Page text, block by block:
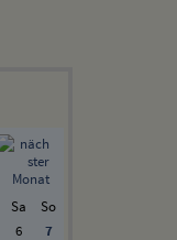
Sa
So
6
7